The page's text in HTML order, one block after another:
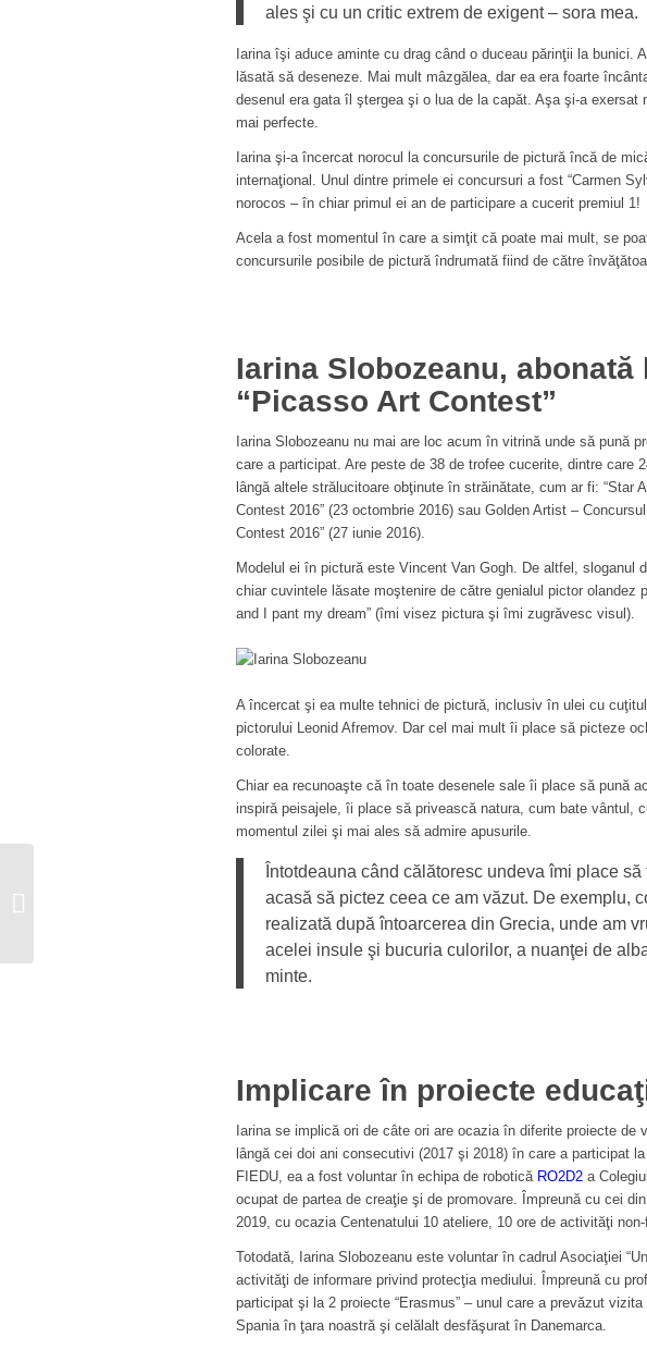
ales şi cu un critic extrem de exigent – sora mea.
Iarina îşi aduce aminte cu drag când o duceau părinţii la bunici.
lăsată să deseneze. Mai mult mâzgălea, dar ea era foarte
desenul era gata îl ştergea şi o lua de la capăt. Aşa şi-a exersat
mai perfecte.
Iarina şi-a încercat norocul la concursurile de pictură încă de
internaţional. Unul dintre primele ei concursuri a fost “Carmen
norocos – în chiar primul ei an de participare a cucerit premiul 1!
Acela a fost momentul în care a simţit că poate mai mult, se
concursurile posibile de pictură îndrumată fiind de către
Iarina Slobozeanu,
“Picasso Art Contest”
Iarina Slobozeanu nu mai are loc acum în vitrină unde să pună
care a participat. Are peste de 38 de trofee cucerite, dintre care
lângă altele strălucitoare obţinute în străinătate, cum ar fi: “Star
Contest 2016” (23 octombrie 2016) sau Golden Artist –
Contest 2016” (27 iunie 2016).
Modelul ei în pictură este Vincent Van Gogh. De altfel, sloganul
chiar cuvintele lăsate moştenire de către genialul pictor olandez
and I pant my dream” (îmi visez pictura şi îmi zugrăvesc visul).
A încercat şi ea multe tehnici de pictură, inclusiv în ulei cu
pictorului Leonid Afremov. Dar cel mai mult îi place să picteze
colorate.
Chiar ea recunoaşte că în toate desenele sale îi place să pună
inspiră peisajele, îi place să privească natura, cum bate vântul,
momentul zilei şi mai ales să admire apusurile.
Întotdeauna când călătoresc undeva îmi place
acasă să pictez ceea ce am văzut. De exemplu,
realizată după întoarcerea din Grecia, unde am
acelei insule şi bucuria culorilor, a nuanţei de
minte.
Implicare în proiecte
Iarina se implică ori de câte ori are ocazia în diferite proiecte
lângă cei doi ani consecutivi (2017 şi 2018) în care a participat
FIEDU, ea a fost voluntar în echipa de robotică RO2D2 a
ocupat de partea de creaţie şi de promovare. Împreună cu cei
2019, cu ocazia Centenatului 10 ateliere, 10 ore de activităţi
Totodată, Iarina Slobozeanu este voluntar în cadrul Asociaţiei
activităţi de informare privind protecţia mediului. Împreună cu
participat şi la 2 proiecte “Erasmus” – unul care a prevăzut
Spania în ţara noastră şi celălalt desfăşurat în Danemarca.